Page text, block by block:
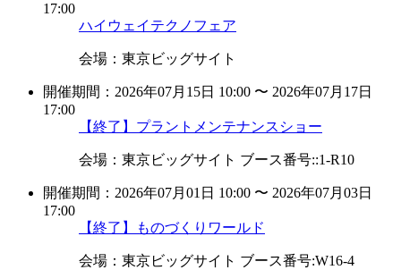
17:00
ハイウェイテクノフェア
会場：東京ビッグサイト
開催期間：2026年07月15日 10:00 〜 2026年07月17日
17:00
【終了】プラントメンテナンスショー
会場：東京ビッグサイト ブース番号::1-R10
開催期間：2026年07月01日 10:00 〜 2026年07月03日
17:00
【終了】ものづくりワールド
会場：東京ビッグサイト ブース番号:W16-4